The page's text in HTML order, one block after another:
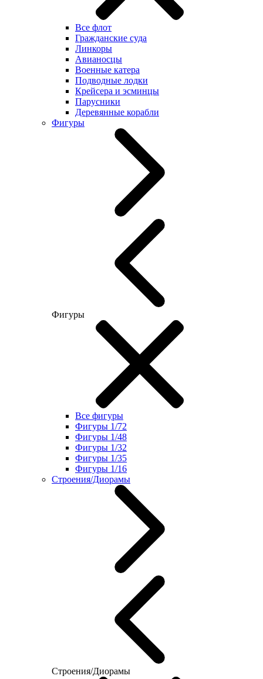
Все флот
Гражданские суда
Линкоры
Авианосцы
Военные катера
Подводные лодки
Крейсера и эсминцы
Парусники
Деревянные корабли
Фигуры
Фигуры
Все фигуры
Фигуры 1/72
Фигуры 1/48
Фигуры 1/32
Фигуры 1/35
Фигуры 1/16
Строения/Диорамы
Строения/Диорамы